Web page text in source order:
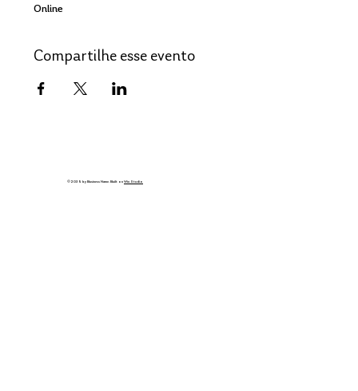
Online
Compartilhe esse evento
© 2035 by Business Name. Built on Wix Studio